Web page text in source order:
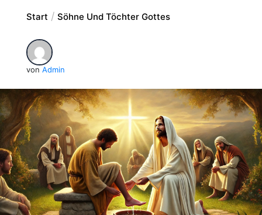
Start Söhne Und Töchter Gottes
von Admin